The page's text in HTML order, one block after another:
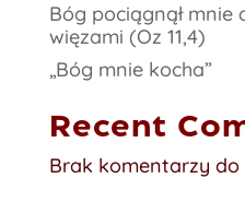
Bóg pociągnął mnie
więzami (Oz 11,4)
„Bóg mnie kocha”
Recent
Brak komentarzy do